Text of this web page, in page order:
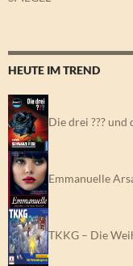
HEUTE IM TREND
Die drei ??? und
Emmanuelle
TKKG – Die